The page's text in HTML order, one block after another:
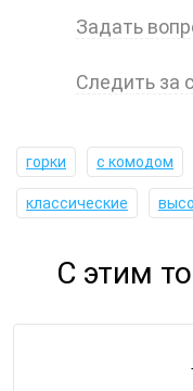
Задать
Следить за
горки с комодом
классические
С этим